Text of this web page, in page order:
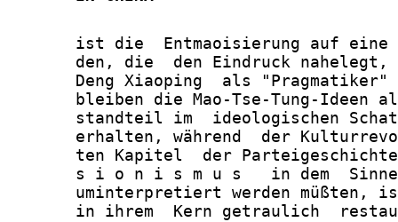
ist die  Entmaoisierung auf
den, die  den Eindruck
Deng Xiaoping  als
bleiben die Mao-Tse-Tung-Ideen
standteil im  ideologischen
erhalten, während  der
ten Kapitel  der
s i o n i s m u s   in dem
uminterpretiert werden müßten,
in ihrem  Kern getraulich